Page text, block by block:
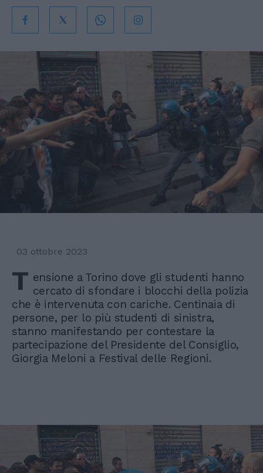
03 ottobre 2023
T ensione a Torino dove gli studenti hanno
cercato di sfondare i blocchi della polizia
che è intervenuta con cariche. Centinaia di
persone, per lo più studenti di sinistra,
stanno manifestando per contestare la
partecipazione del Presidente del Consiglio,
Giorgia Meloni a Festival delle Regioni.